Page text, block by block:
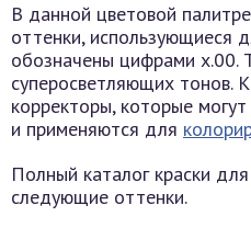
В данной цветовой
оттенки, использующиеся
обозначены цифрами х.00.
суперосветляющих тонов.
корректоры, которые
и применяются для
Полный каталог краски
следующие оттенки.